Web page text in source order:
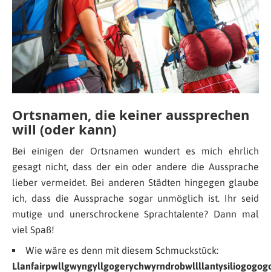
Ortsnamen, die keiner aussprechen
will (oder kann)
Bei einigen der Ortsnamen wundert es mich ehrlich
gesagt nicht, dass der ein oder andere die Aussprache
lieber vermeidet. Bei anderen Städten hingegen glaube
ich, dass die Aussprache sogar unmöglich ist. Ihr seid
mutige und unerschrockene Sprachtalente? Dann mal
viel Spaß!
Wie wäre es denn mit diesem Schmuckstück: